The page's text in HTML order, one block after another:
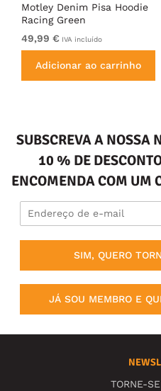
Motley Denim Pisa Hoodie
Racing Green
49,99 € IVA incluído
Adicionar ao carrinho
SUBSCREVA A NOSSA
10 % DE
ENCOMENDA COM UM
SIM, QUERO
JÁ SOU MEMBRO E
TORNE-